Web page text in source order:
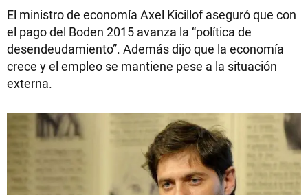
El ministro de economía Axel Kicillof aseguró que con
el pago del Boden 2015 avanza la “política de
desendeudamiento”. Además dijo que la economía
crece y el empleo se mantiene pese a la situación
externa.